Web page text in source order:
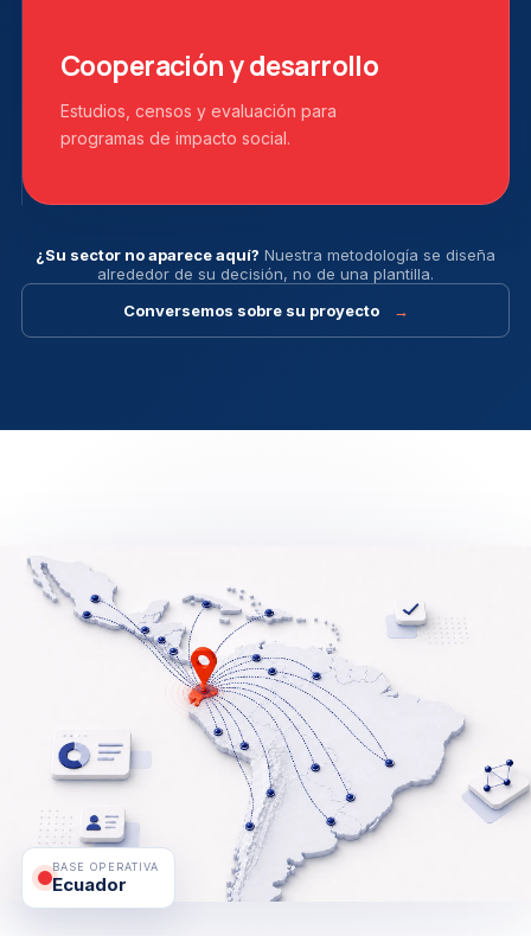
Cooperación y desarrollo
Estudios, censos y evaluación para
programas de impacto social.
¿Su sector no aparece aquí? Nuestra metodología se diseña
alrededor de su decisión, no de una plantilla.
Conversemos sobre su proyecto
→
BASE OPERATIVA
Ecuador